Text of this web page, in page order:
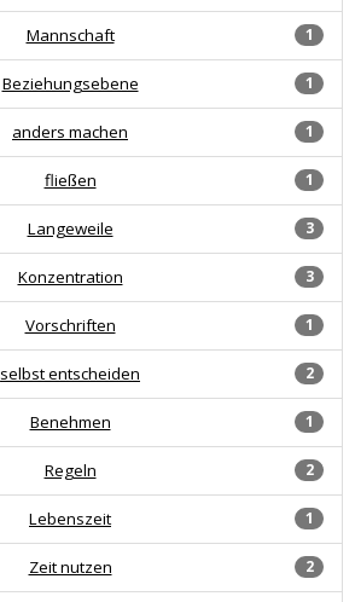
1
Mannschaft
1
Beziehungsebene
1
anders machen
1
fließen
3
Langeweile
3
Konzentration
1
Vorschriften
2
selbst entscheiden
1
Benehmen
2
Regeln
1
Lebenszeit
2
Zeit nutzen